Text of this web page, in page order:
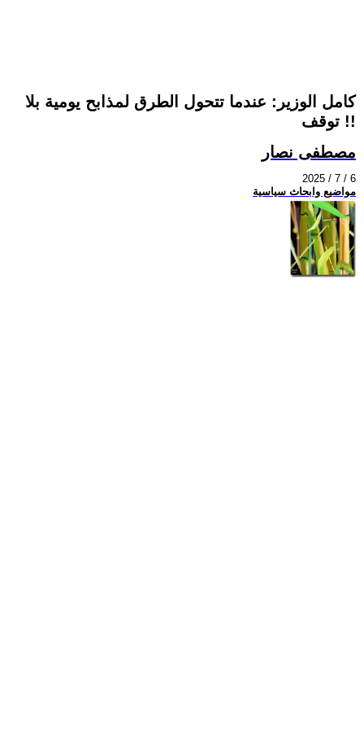
كامل الوزير: عندما تتحول الطرق لمذابح يومية بلا
توقف !!
مصطفى نصار
2025 / 7 / 6
مواضيع وابحاث سياسية